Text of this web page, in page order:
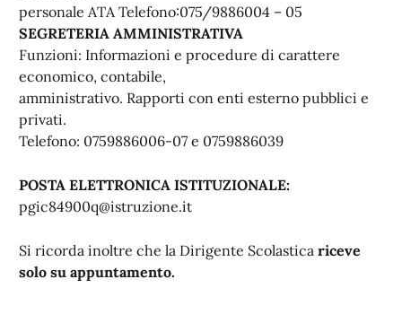
personale ATA Telefono:075/9886004 – 05
SEGRETERIA AMMINISTRATIVA
Funzioni: Informazioni e procedure di carattere
economico, contabile,
amministrativo. Rapporti con enti esterno pubblici e
privati.
Telefono: 0759886006-07 e 0759886039
POSTA ELETTRONICA ISTITUZIONALE:
pgic84900q@istruzione.it
Si ricorda inoltre che la Dirigente Scolastica riceve
solo su appuntamento.